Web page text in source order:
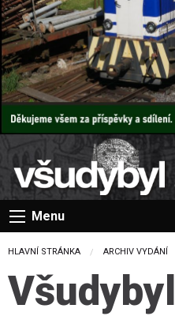
Menu
HLAVNÍ STRÁNKA ARCHIV VYDÁNÍ
Všudybyl